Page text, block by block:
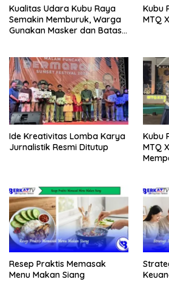
Kualitas Udara Kubu Raya
Semakin Memburuk, Warga
Gunakan Masker dan Batasi
Kubu
MTQ
Ide Kreativitas Lomba Karya
Jurnalistik Resmi Ditutup
Kubu
MTQ
Resep Praktis Memasak
Menu Makan Siang